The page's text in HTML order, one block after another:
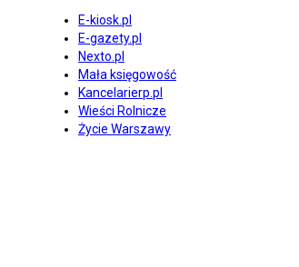
E-kiosk.pl
E-gazety.pl
Nexto.pl
Mała księgowość
Kancelarierp.pl
Wieści Rolnicze
Życie Warszawy